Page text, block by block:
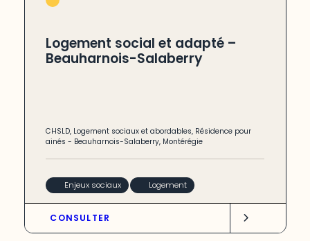
Logement social et adapté –
Beauharnois-Salaberry
CHSLD, Logement sociaux et abordables, Résidence pour
ainés - Beauharnois-Salaberry, Montérégie
Enjeux sociaux Logement
CONSULTER